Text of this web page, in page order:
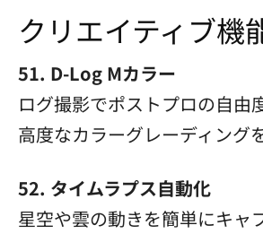
クリエイティブ機
51. D-Log Mカラー
ログ撮影でポストプロの自由
高度なカラーグレーディング
52. タイムラプス自動化
星空や雲の動きを簡単にキャ